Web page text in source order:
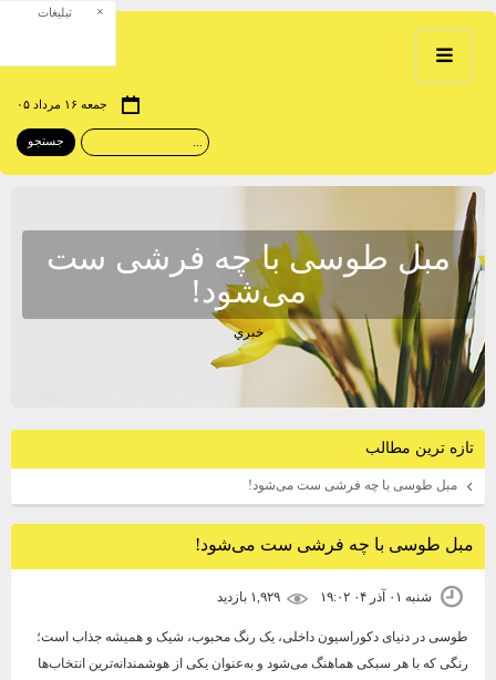
جمعه ۱۶ مرداد ۰۵
مبل طوسی با چه فرشی ست
می‌شود!
خبري
تازه ترين مطالب
مبل طوسی با چه فرشی ست می‌شود!
مبل طوسی با چه فرشی ست می‌شود!
شنبه ۰۱ آذر ۰۴ ۱۹:۰۲ ۱,۹۲۹ بازديد
طوسی در دنیای دکوراسیون داخلی، یک رنگ محبوب، شیک و همیشه جذاب است؛
رنگی که با هر سبکی هماهنگ می‌شود و به‌عنوان یکی از هوشمندانه‌ترین انتخاب‌ها
تبلیغات